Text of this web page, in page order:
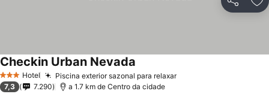
Partilhar
3 EstrelasHotel Piscina exterior sazonal para relaxar
Checkin Urban Nevada
7,3 7.290 a 1.7 km de Centro da cidade